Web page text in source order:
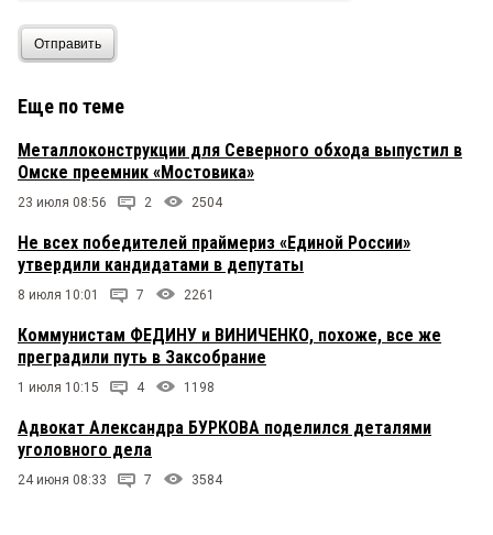
Отправить
Еще по теме
Металлоконструкции для Северного обхода выпустил в
Омске преемник «Мостовика»
23 июля 08:56 2 2504
Не всех победителей праймериз «Единой России»
утвердили кандидатами в депутаты
8 июля 10:01 7 2261
Коммунистам ФЕДИНУ и ВИНИЧЕНКО, похоже, все же
преградили путь в Заксобрание
1 июля 10:15 4 1198
Адвокат Александра БУРКОВА поделился деталями
уголовного дела
24 июня 08:33 7 3584